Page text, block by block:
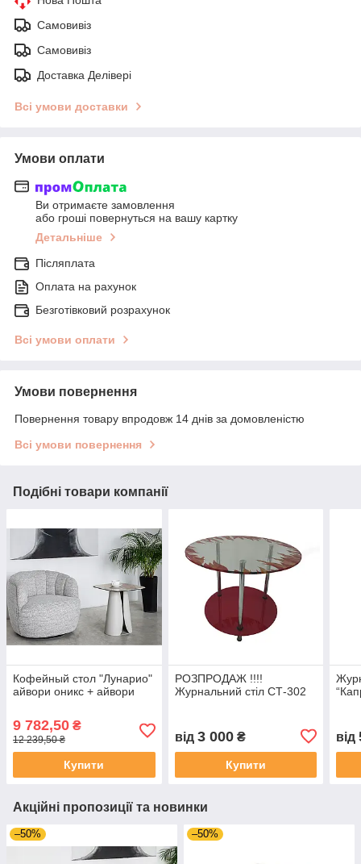
Самовивіз
Самовивіз
Доставка Делівері
Всі умови доставки
Умови оплати
Ви отримаєте замовлення
або гроші повернуться на вашу картку
Детальніше
Післяплата
Оплата на рахунок
Безготівковий розрахунок
Всі умови оплати
Умови повернення
Повернення товару впродовж 14 днів за домовленістю
Всі умови повернення
Подібні товари компанії
Кофейный стол "Лунарио"
айвори оникс + айвори
9 782,50 ₴
12 239,50 ₴
Купити
РОЗПРОДАЖ !!!!
Журнальний стіл СТ-302
від 3 000₴
Купити
від
Акційні пропозиції та новинки
–50% –50%